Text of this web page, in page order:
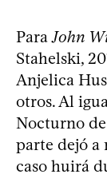
ParaJohn
Stahelski,
Anjelica
otros. Al
Nocturno
parte dejó a
caso huirá